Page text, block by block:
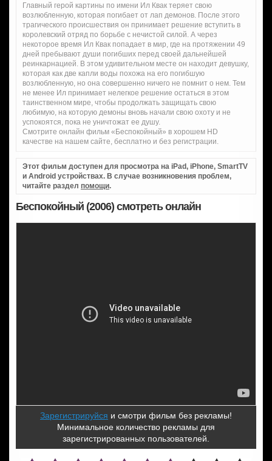
Главный герой картины по имени Ил Квак теряет свою
возлюбленную, которая погибает от лап демонов. После этого
трагического происшествия он принимает решение вступить в
королевский отряд по борьбе с нечистой силой. А через
некоторое время Ил Квак попадает в мир, где на протяжении 49
дней пребывают души погибших перед своей дальнейшей
реинкарнацией. В этом удивительном месте он находит девушку,
которая как две капли воды похожа на его погибшую
возлюбленную, но она совершенно ничего не помнит о нем. Тем
не менее Ил принимает нелегкое решение остаться в этом
таинственном мире, чтобы продолжать защищать свою
любимую, на которую демоны вновь начали свою охоту и не
успокоятся, пока не уничтожат ее душу.
Смотрите онлайн фильм «Беспокойный» в хорошем HD
качестве на нашем сайте, бесплатно и без регистрации.
Этот фильм доступен для просмотра на iPad, iPhone, SmartTV
и Android устройствах. В случае возникновения проблем,
читайте раздел помощи.
Беспокойный (2006) смотреть онлайн
Зарегистрируйся и смотри фильм без рекламы!
Минимальное количество рекламы для
зарегистрированных пользователей.